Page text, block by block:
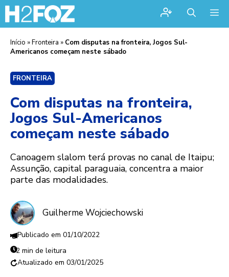
Início »Fronteira » Com disputas na fronteira, Jogos Sul-
Americanos começam neste sábado
FRONTEIRA
Com disputas na fronteira,
Jogos Sul-Americanos
começam neste sábado
Canoagem slalom terá provas no canal de Itaipu;
Assunção, capital paraguaia, concentra a maior
parte das modalidades.
Guilherme Wojciechowski
01/10/2022
2 min de leitura
03/01/2025